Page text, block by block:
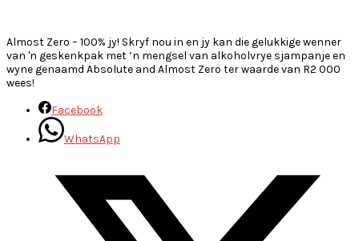
Almost Zero – 100% jy! Skryf nou in en jy kan die gelukkige wenner
van 'n geskenkpak met ’n mengsel van alkoholvrye sjampanje en
wyne genaamd Absolute and Almost Zero ter waarde van R2 000
wees!
Facebook
WhatsApp